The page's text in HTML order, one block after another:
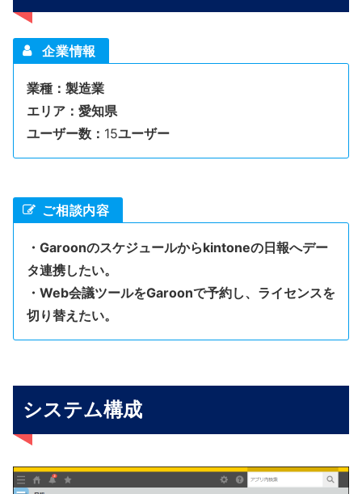
企業情報
業種：製造業
エリア：愛知県
ユーザー数： 15ユーザー
ご相談内容
・Garoonのスケジュールからkintoneの日報へデー
タ連携したい。
・Web会議ツールをGaroonで予約し、ライセンスを
切り替えたい。
システム構成